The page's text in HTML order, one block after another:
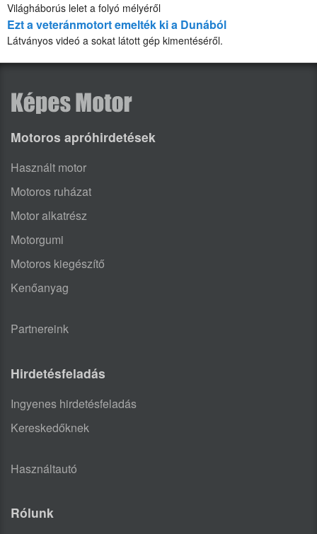
Világháborús lelet a folyó mélyéről
Ezt a veteránmotort emelték ki a Dunából
Látványos videó a sokat látott gép kimentéséről.
Motoros apróhirdetések
Használt motor
Motoros ruházat
Motor alkatrész
Motorgumi
Motoros kiegészítő
Kenőanyag
Partnereink
Hirdetésfeladás
Ingyenes hirdetésfeladás
Kereskedőknek
Használtautó
Rólunk